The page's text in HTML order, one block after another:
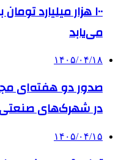
۱۰۰ هزار میلیارد
می‌یابد
۱۴۰۵/۰۴/۱۸
صدور دو هفته‌ای
در شهرک‌های صنعتی
۱۴۰۵/۰۴/۱۵